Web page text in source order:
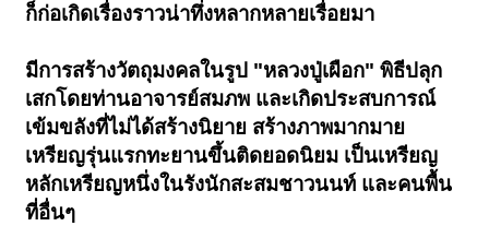
ก็ก่อเกิดเรื่องราวน่าทึ่งหลากหลายเรื่อยมา
มีการสร้างวัตถุมงคลในรูป "หลวงปู่เผือก" พิธีปลุก
เสกโดยท่านอาจารย์สมภพ และเกิดประสบการณ์
เข้มขลังที่ไม่ได้สร้างนิยาย สร้างภาพมากมาย
เหรียญรุ่นแรกทะยานขึ้นติดยอดนิยม เป็นเหรียญ
หลักเหรียญหนึ่งในรังนักสะสมชาวนนท์ และคนพื้น
ที่อื่นๆ